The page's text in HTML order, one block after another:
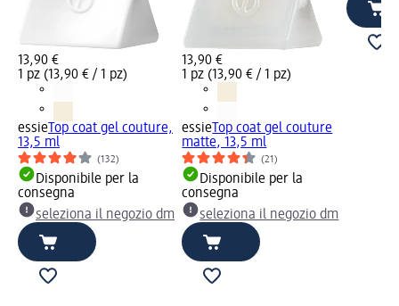
13,90 €
1 pz (13,90 € / 1 pz)
essie Top coat gel couture,
13,5 ml
(132)
Disponibile per la
consegna
seleziona il negozio dm
13,90 €
1 pz (13,90 € / 1 pz)
essie Top coat gel couture
matte, 13,5 ml
(21)
Disponibile per la
consegna
seleziona il negozio dm